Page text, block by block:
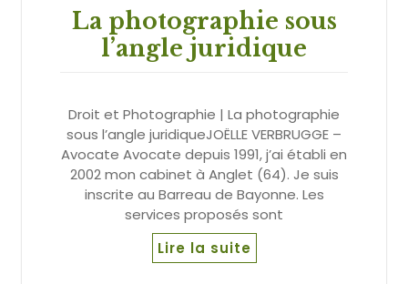
La photographie sous
l’angle juridique
Droit et Photographie | La photographie
sous l’angle juridiqueJOËLLE VERBRUGGE –
Avocate Avocate depuis 1991, j’ai établi en
2002 mon cabinet à Anglet (64). Je suis
inscrite au Barreau de Bayonne. Les
services proposés sont
Lire la suite